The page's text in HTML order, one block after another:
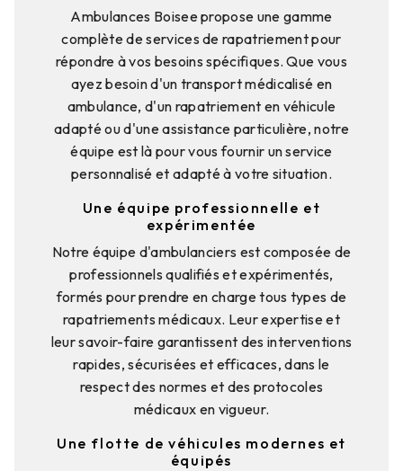
Ambulances Boisee propose une gamme
complète de services de rapatriement pour
répondre à vos besoins spécifiques. Que vous
ayez besoin d'un transport médicalisé en
ambulance, d'un rapatriement en véhicule
adapté ou d'une assistance particulière, notre
équipe est là pour vous fournir un service
personnalisé et adapté à votre situation.
Une équipe professionnelle et
expérimentée
Notre équipe d'ambulanciers est composée de
professionnels qualifiés et expérimentés,
formés pour prendre en charge tous types de
rapatriements médicaux. Leur expertise et
leur savoir-faire garantissent des interventions
rapides, sécurisées et efficaces, dans le
respect des normes et des protocoles
médicaux en vigueur.
Une flotte de véhicules modernes et
équipés